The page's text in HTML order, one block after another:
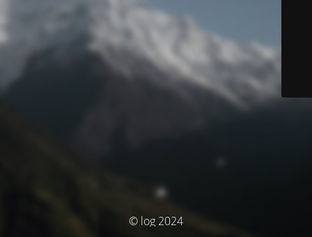
© log 2024